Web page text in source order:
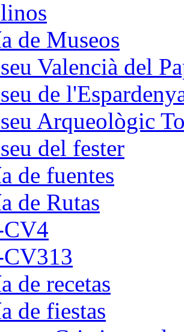
de Museos
Valencià del
de
Arqueològic
del fester
de fuentes
de Rutas
CV4
de recetas
de fiestas